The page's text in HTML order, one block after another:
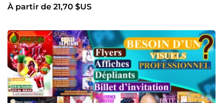
À partir de 21,70 $US